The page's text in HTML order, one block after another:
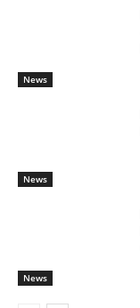
News
News
News